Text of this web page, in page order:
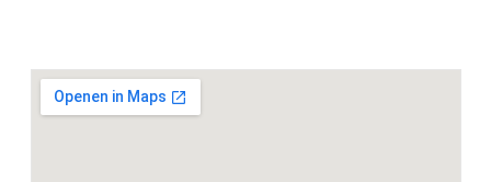
18 inch LM M Dubbelspaak (Styling 848M) Bicolor
Elektrisch glazen schuif-/kanteldak